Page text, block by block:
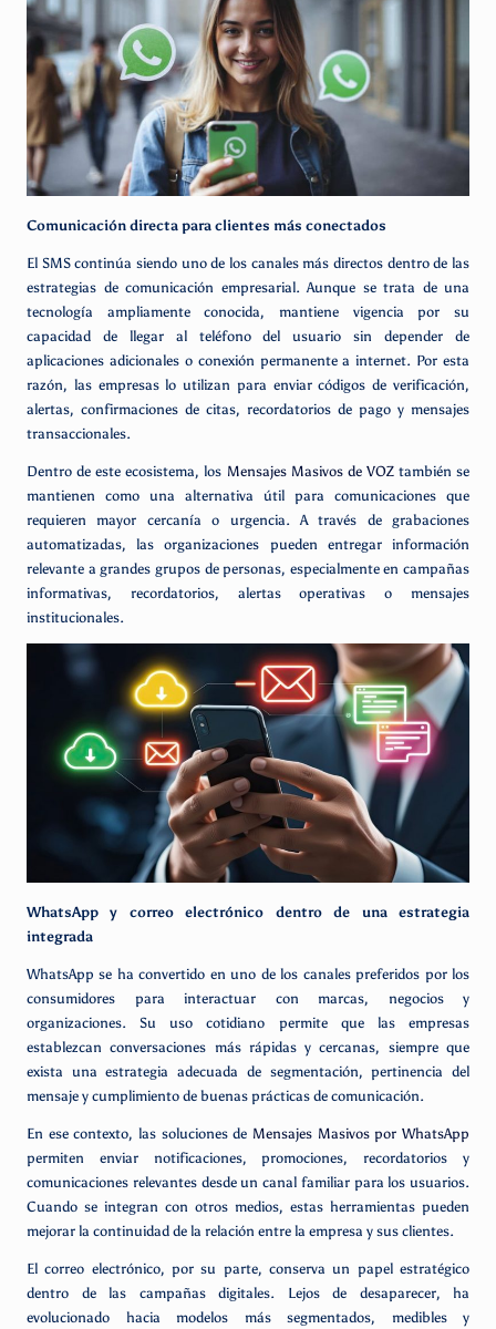
Comunicación directa para clientes más conectados
El SMS continúa siendo uno de los canales más directos dentro de las
estrategias de comunicación empresarial. Aunque se trata de una
tecnología ampliamente conocida, mantiene vigencia por su
capacidad de llegar al teléfono del usuario sin depender de
aplicaciones adicionales o conexión permanente a internet. Por esta
razón, las empresas lo utilizan para enviar códigos de verificación,
alertas, confirmaciones de citas, recordatorios de pago y mensajes
transaccionales.
Dentro de este ecosistema, los Mensajes Masivos de VOZtambién se
mantienen como una alternativa útil para comunicaciones que
requieren mayor cercanía o urgencia. A través de grabaciones
automatizadas, las organizaciones pueden entregar información
relevante a grandes grupos de personas, especialmente en campañas
informativas, recordatorios, alertas operativas o mensajes
institucionales.
WhatsApp y correo electrónico dentro de una estrategia
integrada
WhatsApp se ha convertido en uno de los canales preferidos por los
consumidores para interactuar con marcas, negocios y
organizaciones. Su uso cotidiano permite que las empresas
establezcan conversaciones más rápidas y cercanas, siempre que
exista una estrategia adecuada de segmentación, pertinencia del
mensaje y cumplimiento de buenas prácticas de comunicación.
En ese contexto, las soluciones de Mensajes Masivos por WhatsApp
permiten enviar notificaciones, promociones, recordatorios y
comunicaciones relevantes desde un canal familiar para los usuarios.
Cuando se integran con otros medios, estas herramientas pueden
mejorar la continuidad de la relación entre la empresa y sus clientes.
El correo electrónico, por su parte, conserva un papel estratégico
dentro de las campañas digitales. Lejos de desaparecer, ha
evolucionado hacia modelos más segmentados, medibles y